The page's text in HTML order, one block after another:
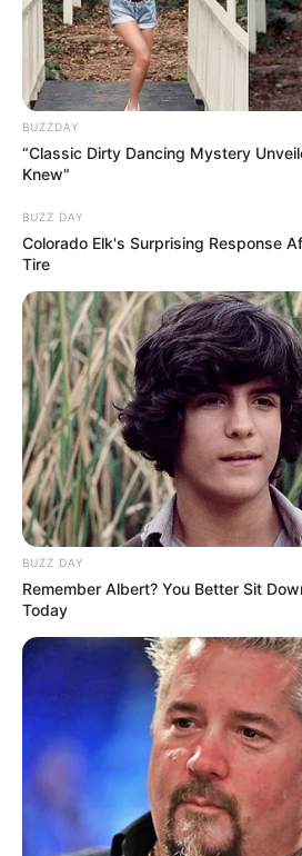
BUZZDAY
“Classic Dirty Dancing Mystery
Knew"
BUZZ DAY
Colorado Elk's Surprising Response
Tire
BUZZ DAY
Remember Albert? You Better Sit
Today